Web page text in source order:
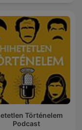
Történelem
Podcast